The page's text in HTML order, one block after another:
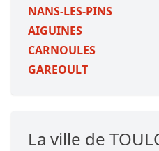
NANS-LES-PINS
AIGUINES
CARNOULES
GAREOULT
La ville de